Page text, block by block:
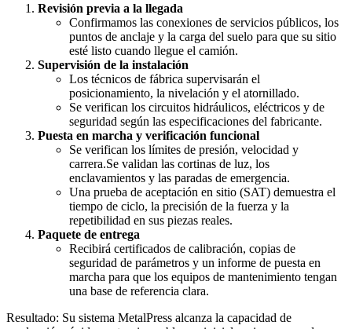
Revisión previa a la llegada
Confirmamos las conexiones de servicios públicos, los
puntos de anclaje y la carga del suelo para que su sitio
esté listo cuando llegue el camión.
Supervisión de la instalación
Los técnicos de fábrica supervisarán el
posicionamiento, la nivelación y el atornillado.
Se verifican los circuitos hidráulicos, eléctricos y de
seguridad según las especificaciones del fabricante.
Puesta en marcha y verificación funcional
Se verifican los límites de presión, velocidad y
carrera.Se validan las cortinas de luz, los
enclavamientos y las paradas de emergencia.
Una prueba de aceptación en sitio (SAT) demuestra el
tiempo de ciclo, la precisión de la fuerza y ​​la
repetibilidad en sus piezas reales.
Paquete de entrega
Recibirá certificados de calibración, copias de
seguridad de parámetros y un informe de puesta en
marcha para que los equipos de mantenimiento tengan
una base de referencia clara.
Resultado: Su sistema MetalPress alcanza la capacidad de